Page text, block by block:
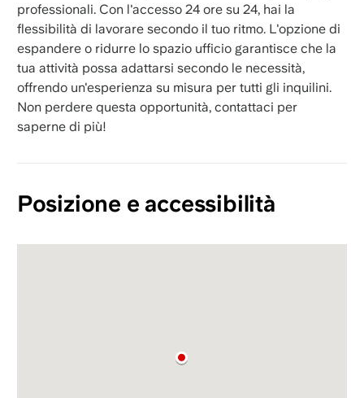
professionali. Con l'accesso 24 ore su 24, hai la
flessibilità di lavorare secondo il tuo ritmo. L'opzione di
espandere o ridurre lo spazio ufficio garantisce che la
tua attività possa adattarsi secondo le necessità,
offrendo un'esperienza su misura per tutti gli inquilini.
Non perdere questa opportunità, contattaci per
saperne di più!
Posizione e accessibilità